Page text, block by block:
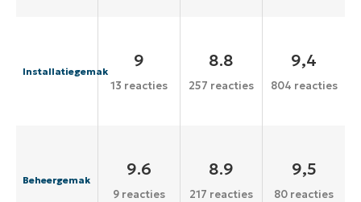
Installatiegemak
9
13 reacties
8.8
257 reacties
9,4
804 reacties
Beheergemak
9.6
9 reacties
8.9
217 reacties
9,5
80 reacties